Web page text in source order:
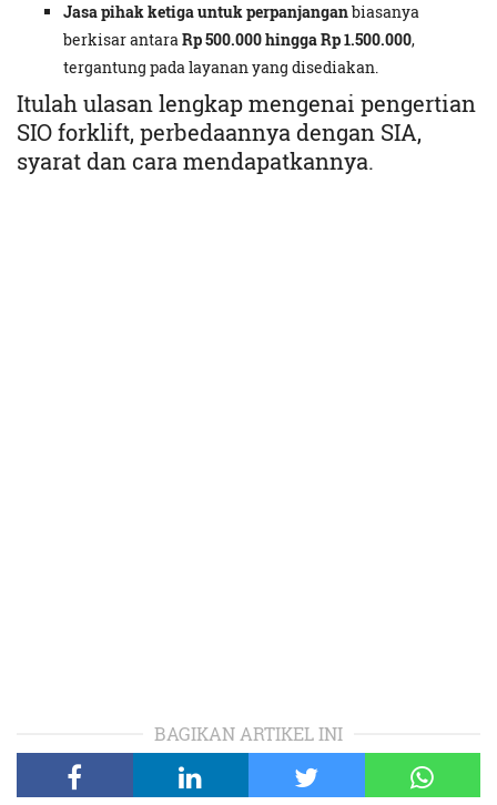
Jasa pihak ketiga untuk perpanjanganbiasanya
berkisar antaraRp 500.000 hingga Rp 1.500.000,
tergantung pada layanan yang disediakan.
Itulah ulasan lengkap mengenai pengertian
SIO forklift, perbedaannya dengan SIA,
syarat dan cara mendapatkannya.
BAGIKAN ARTIKEL INI